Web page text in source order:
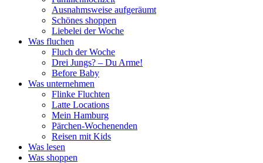
Ausnahmsweise aufgeräumt
Schönes shoppen
Liebelei der Woche
Was fluchen
Fluch der Woche
Drei Jungs? – Du Arme!
Before Baby
Was unternehmen
Flinke Fluchten
Latte Locations
Mein Hamburg
Pärchen-Wochenenden
Reisen mit Kids
Was lesen
Was shoppen